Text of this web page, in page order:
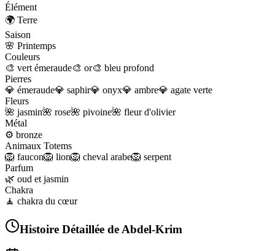
Élément
🌍 Terre
Saison
🌸 Printemps
Couleurs
🎨 vert émeraude🎨 or🎨 bleu profond
Pierres
💎 émeraude💎 saphir💎 onyx💎 ambre💎 agate verte
Fleurs
🌺 jasmin🌺 rose🌺 pivoine🌺 fleur d'olivier
Métal
⚙️ bronze
Animaux Totems
🦁 faucon🦁 lion🦁 cheval arabe🦁 serpent
Parfum
🌿 oud et jasmin
Chakra
🧘 chakra du cœur
Histoire Détaillée de Abdel-Krim